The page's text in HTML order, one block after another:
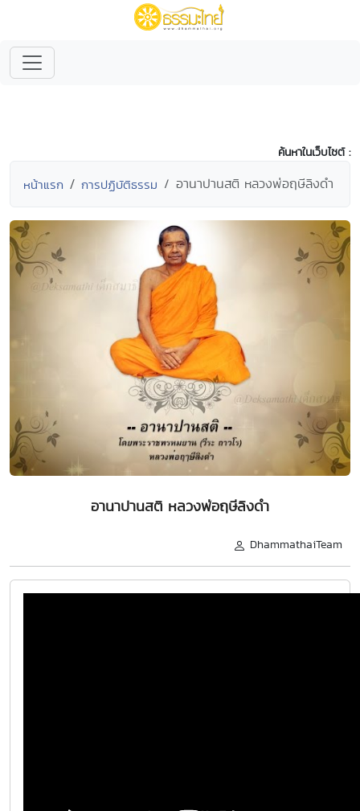
ค้นหาในเว็บไซต์ :
หน้าแรก การปฏิบัติธรรม อานาปานสติ หลวงพ่อฤษีลิงดำ
อานาปานสติ หลวงพ่อฤษีลิงดำ
DhammathaiTeam